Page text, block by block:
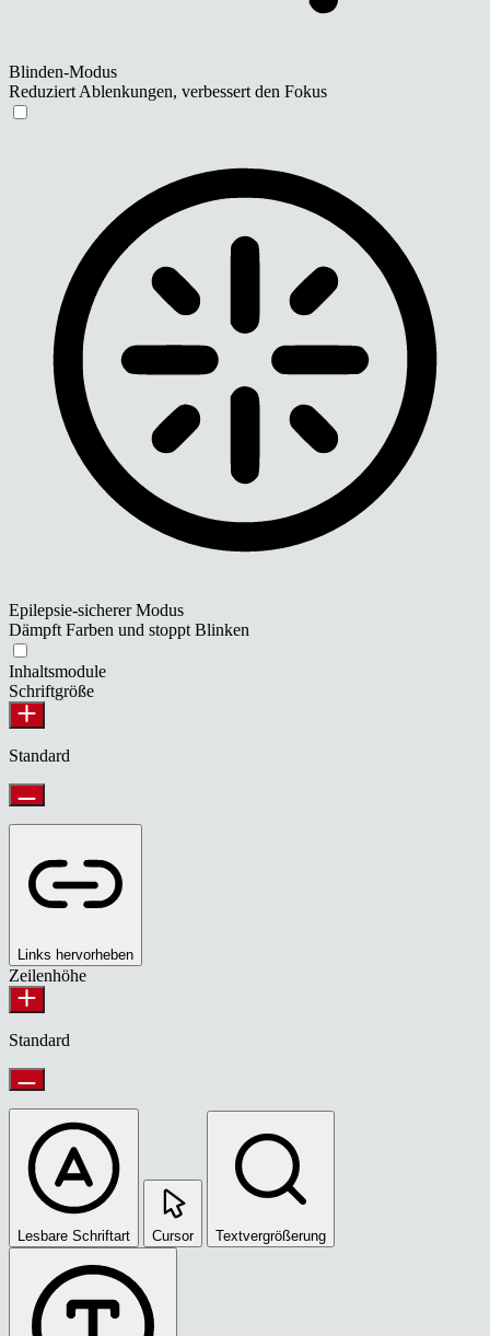
Blinden-Modus
Reduziert Ablenkungen, verbessert den Fokus
Epilepsie-sicherer Modus
Dämpft Farben und stoppt Blinken
Inhaltsmodule
Schriftgröße
Standard
Links hervorheben
Zeilenhöhe
Standard
Lesbare Schriftart Cursor Textvergrößerung